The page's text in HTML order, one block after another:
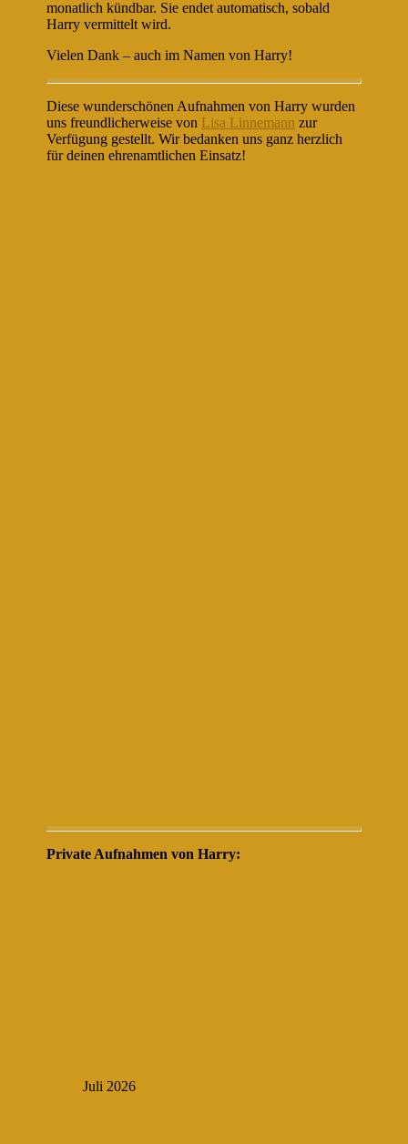
monatlich kündbar. Sie endet automatisch, sobald
Harry vermittelt wird.
Vielen Dank – auch im Namen von Harry!
Diese wunderschönen Aufnahmen von Harry wurden
uns freundlicherweise von Lisa Linnemann zur
Verfügung gestellt. Wir bedanken uns ganz herzlich
für deinen ehrenamtlichen Einsatz!
Private Aufnahmen von Harry:
Juli 2026